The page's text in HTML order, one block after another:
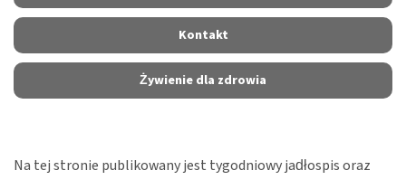
Kontakt
Żywienie dla zdrowia
Na tej stronie publikowany jest tygodniowy jadłospis oraz